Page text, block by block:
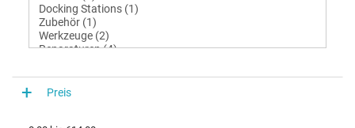
Preis